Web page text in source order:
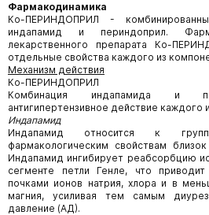
Фармакодинамика
Ко-ПЕРИНДОПРИЛ -
индапамид и периндоприл.
лекарственного препарата Ко-
отдельные свойства каждого из
Механизм действия
Ко-ПЕРИНДОПРИЛ
Комбинация индапамида и
антигипертензивное действие каждого
Индапамид
Индапамид относится к
фармакологическим свойствам
Индапамид ингибирует реабсорбцию
сегменте петли Генле, что
почками ионов натрия, хлора и в
магния, усиливая тем самым
давление (АД).